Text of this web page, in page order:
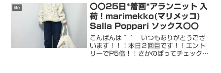
お得情報はすぐにroomにアップしま
す！！たくさんのフォロー！！！あ...
life
〇〇25日*着画*アランニット 入
荷！marimekko(マリメッコ)
Salla Poppari ソックス〇〇
こんばんは＾＾ いつもありがとうござ
います！！！本日２回目です！！エント
リーでP5倍！！さかのぼってチェックし